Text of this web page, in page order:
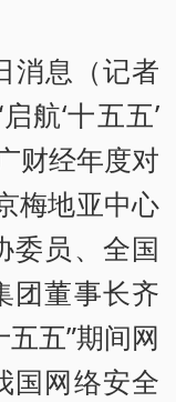
消息（记者
航‘十五五’
财经年度对
梅地亚中心
委员、全国
团董事长齐
五”期间网
国网络安全